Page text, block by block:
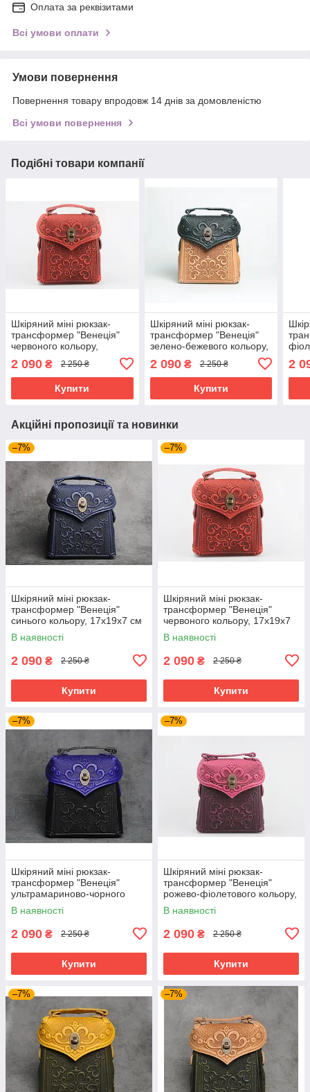
Оплата за реквізитами
Всі умови оплати
Умови повернення
Повернення товару впродовж 14 днів за домовленістю
Всі умови повернення
Подібні товари компанії
Шкіряний міні рюкзак-
трансформер "Венеція"
червоного кольору,
2 090 ₴ 2 250 ₴
Купити
Шкіряний міні рюкзак-
трансформер "Венеція"
зелено-бежевого кольору,
2 090₴ 2 250 ₴
Купити
2
Акційні пропозиції та новинки
–7%
Шкіряний міні рюкзак-
трансформер "Венеція"
синього кольору, 17х19х7 см
В наявності
2 090 ₴ 2 250 ₴
Купити
–7%
Шкіряний міні рюкзак-
трансформер "Венеція"
червоного кольору, 17х19х7
см
В наявності
2 090 ₴ 2 250 ₴
Купити
–7%
Шкіряний міні рюкзак-
трансформер "Венеція"
ультрамариново-чорного
кольору, 17х19х7 см
В наявності
2 090 ₴ 2 250 ₴
Купити
–7%
Шкіряний міні рюкзак-
трансформер "Венеція"
рожево-фіолетового кольору,
17х19х7 см
В наявності
2 090 ₴ 2 250 ₴
Купити
–7% –7%